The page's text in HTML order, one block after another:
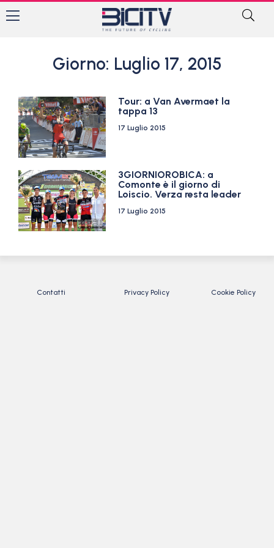
Giorno: Luglio 17, 2015
Tour: a Van Avermaet la
tappa 13
17 Luglio 2015
3GIORNIOROBICA: a
Comonte è il giorno di
Loiscio. Verza resta leader
17 Luglio 2015
Contatti Privacy Policy Cookie Policy